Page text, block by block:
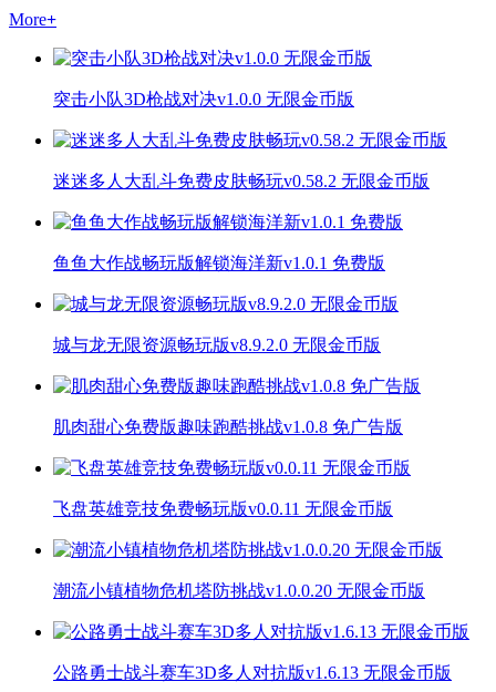
More+
突击小队3D枪战对决v1.0.0 无限金币版
迷迷多人大乱斗免费皮肤畅玩v0.58.2 无限金币版
鱼鱼大作战畅玩版解锁海洋新v1.0.1 免费版
城与龙无限资源畅玩版v8.9.2.0 无限金币版
肌肉甜心免费版趣味跑酷挑战v1.0.8 免广告版
飞盘英雄竞技免费畅玩版v0.0.11 无限金币版
潮流小镇植物危机塔防挑战v1.0.0.20 无限金币版
公路勇士战斗赛车3D多人对抗版v1.6.13 无限金币版